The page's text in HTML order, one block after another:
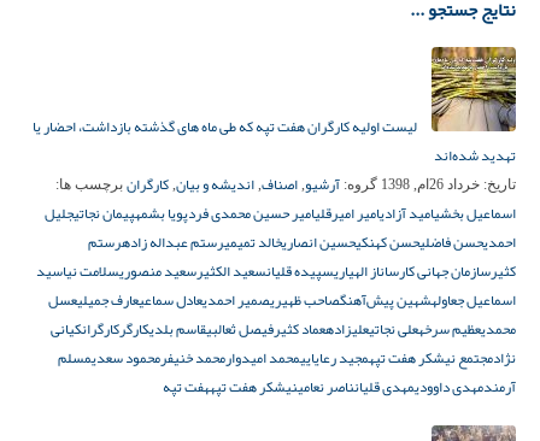
نتایج جستجو ...
لیست اولیه کارگران هفت تپه که طی ماه های گذشته بازداشت، احضار یا
تهدید شده‌اند
تاریخ: خرداد 26ام, 1398 گروه: آرشیو, اصناف, اندیشه و بیان, کارگران برچسب ها:
اسماعیل بخشیامید آزادیامیر امیرقلیامیر حسین محمدی فردپویا بشمهپیمان نجاتیجلیل
احمدیحسن فاضلیحسن کهنکیحسین انصاریخالد تمیمیرستم عبداله زادهرستم
کثیرسازمان جهانی کارساناز الهیاریسپیده قلیانسعید الکثیرسعید منصوریسلامت نیاسید
اسماعیل جعاولهشهین پیش‌آهنگصاحب ظهیریصمیر احمدیعادل سماعیعارف جمیلیعسل
محمدیعظیم سرخهعلی نجاتیعلیزادهعماد کثیرفیصل ثعالبیقاسم بلدیکارگرکارگرانکیانی
نژادمجتمع نیشکر هفت تپهمجید رعایاییمحمد امیدوارمحمد خنیفرمحمود سعدیمسلم
آرمندمهدی داوودیمهدی قلیانناصر نعامینیشکر هفت تپههفت تپه